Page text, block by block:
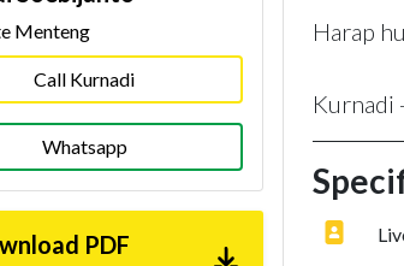
Menteng
Call Kurnadi
Whatsapp
PDF
Harap
Kurnadi